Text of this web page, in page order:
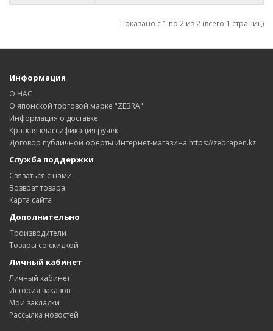
Показано с 1 по 2 из 2 (всего 1 страниц)
Информация
О НАС
О японской торговой марке "ZEBRA"
Информация о доставке
Краткая классификация ручек
Договор публичной оферты Интернет-магазина https://zebrapen.kz
Служба поддержки
Связаться с нами
Возврат товара
Карта сайта
Дополнительно
Производители
Товары со скидкой
Личный кабинет
Личный кабинет
История заказов
Мои закладки
Рассылка новостей